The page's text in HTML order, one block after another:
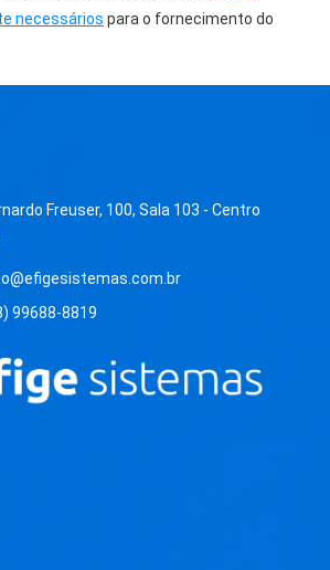
necessários para o fornecimento do
Freuser, 100, Sala 103 - Centro
99688-8819